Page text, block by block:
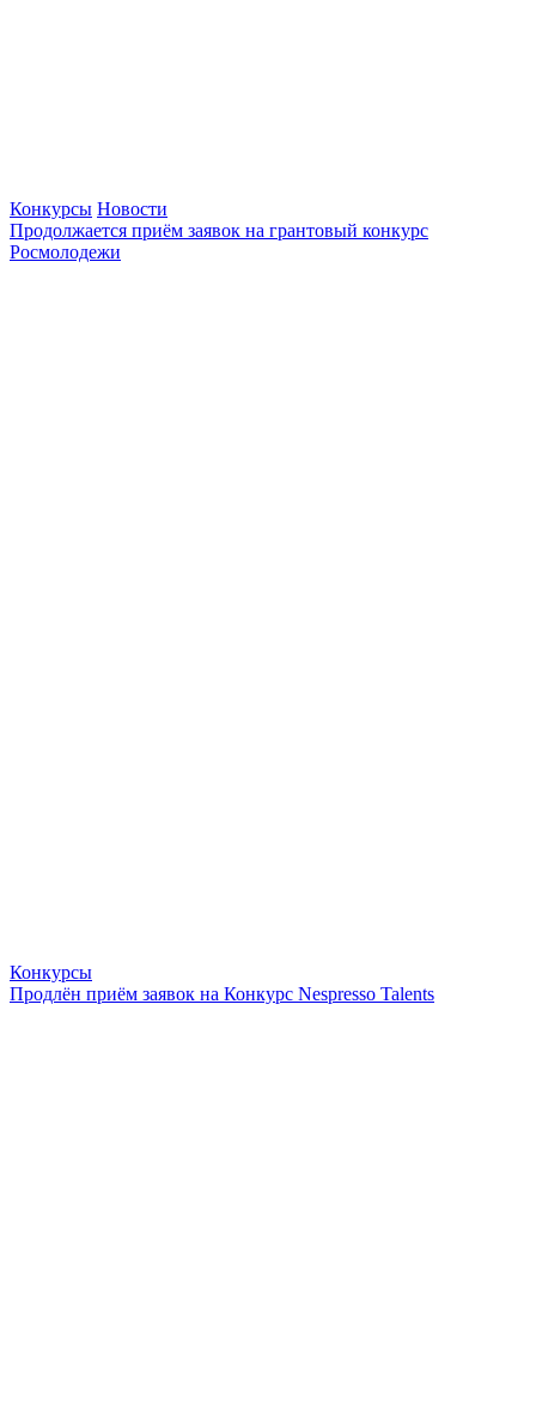
Конкурсы Новости
Продолжается приём заявок на грантовый конкурс
Росмолодежи
Конкурсы
Продлён приём заявок на Конкурс Nespresso Talents